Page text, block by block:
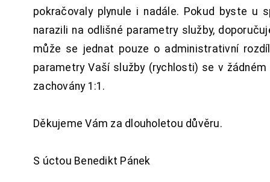
pokračovaly plynule i nadále. Pokud byste u
narazili na odlišné parametry služby,
může se jednat pouze o administrativní
parametry Vaší služby (rychlosti) se v
zachovány 1:1.
Děkujeme Vám za dlouholetou důvěru.
S úctou Benedikt Pánek